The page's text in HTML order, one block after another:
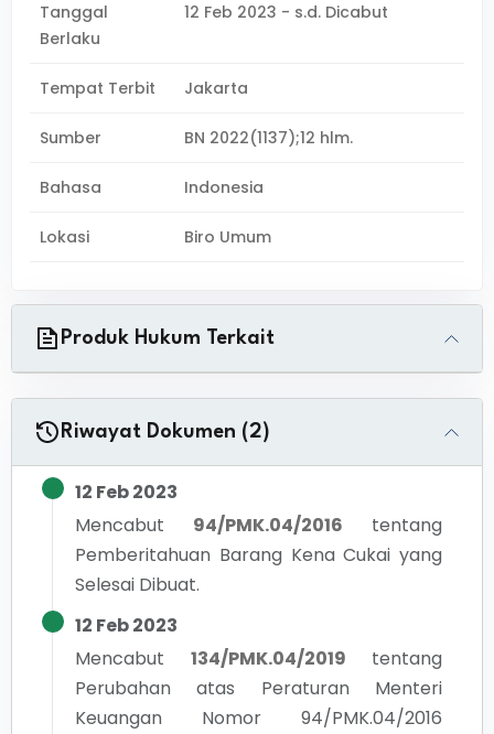
Tanggal
Berlaku
12 Feb 2023 - s.d. Dicabut
Tempat Terbit Jakarta
Sumber BN 2022(1137);12 hlm.
Bahasa Indonesia
Lokasi Biro Umum
Produk Hukum Terkait
Riwayat Dokumen (2)
12 Feb 2023
Mencabut
94/PMK.04/2016
tentang
Pemberitahuan Barang Kena Cukai yang
Selesai Dibuat.
12 Feb 2023
Mencabut
134/PMK.04/2019
tentang
Perubahan atas Peraturan Menteri
Keuangan Nomor 94/PMK.04/2016